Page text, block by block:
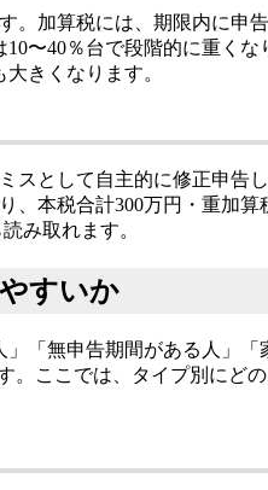
加算税には、期限内に申
〜40％台で段階的に重く
きくなります。
として自主的に修正申告
本税合計300万円・重加
み取れます。
すいか
「無申告期間がある人」
ここでは、タイプ別にど